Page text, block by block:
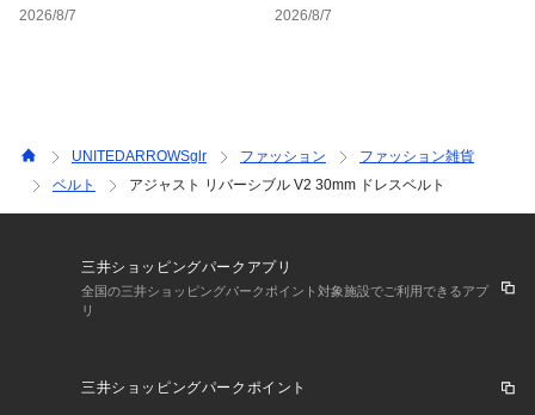
2026/8/7
2026/8/7
UNITEDARROWSglr ファッション
ファッション雑貨
ベルト
アジャスト リバーシブル V2 30mm ドレスベルト
三井ショッピングパークアプリ
全国の三井ショッピングパークポイント対象施設でご利用できるアプ
リ
三井ショッピングパークポイント